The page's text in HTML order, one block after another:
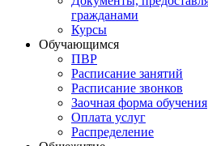
гражданами
Курсы
Обучающимся
ПВР
Расписание занятий
Расписание звонков
Заочная форма обучения
Оплата услуг
Распределение